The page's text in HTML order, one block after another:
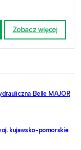
Zobacz więcej
Belle MAJOR
kujawsko-pomorskie